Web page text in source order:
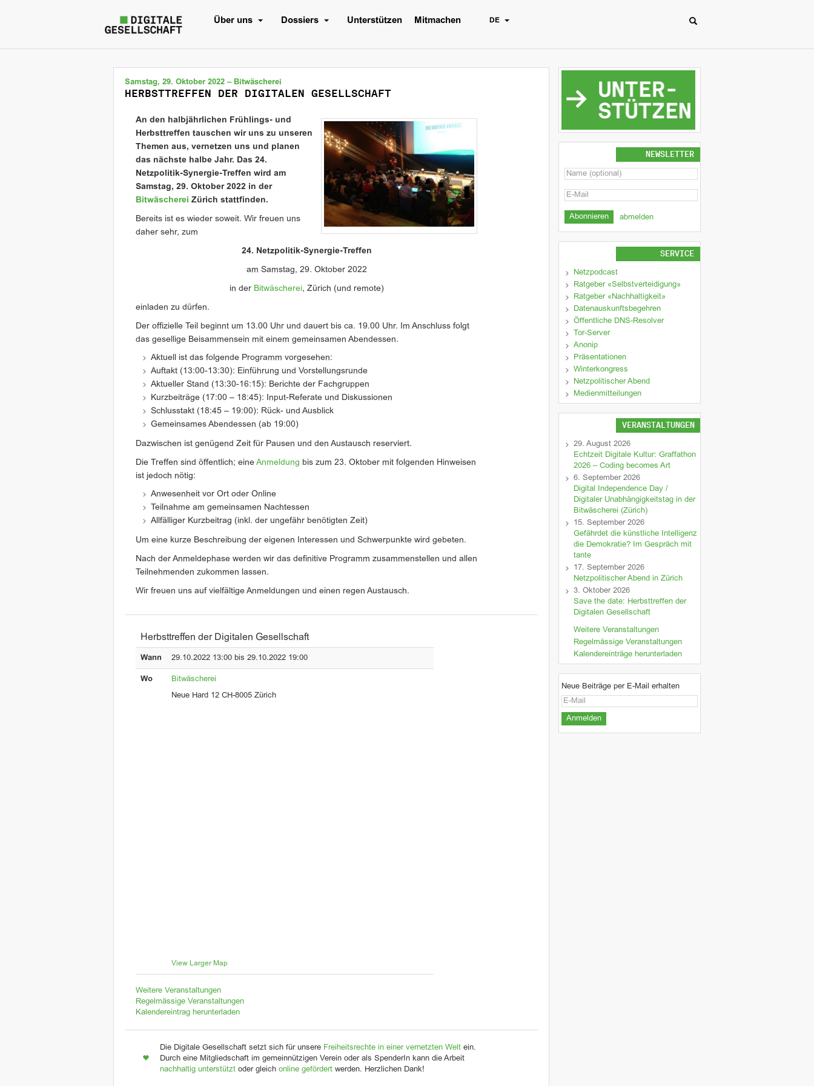
Über uns Dossiers Unterstützen Mitmachen DE
Samstag, 29. Oktober 2022 – Bitwäscherei
HERBSTTREFFEN DER DIGITALEN GESELLSCHAFT
An den halbjährlichen Frühlings- und
Herbsttreffen tauschen wir uns zu unseren
Themen aus, vernetzen uns und planen
das nächste halbe Jahr. Das 24.
Netzpolitik-Synergie-Treffen wird am
Samstag, 29. Oktober 2022 in der
Bitwäscherei Zürich stattfinden.
Bereits ist es wieder soweit. Wir freuen uns
daher sehr, zum
24. Netzpolitik-Synergie-Treffen
am Samstag, 29. Oktober 2022
in der Bitwäscherei, Zürich (und remote)
einladen zu dürfen.
Der offizielle Teil beginnt um 13.00 Uhr und dauert bis ca. 19.00 Uhr. Im Anschluss folgt
das gesellige Beisammensein mit einem gemeinsamen Abendessen.
Aktuell ist das folgende Programm vorgesehen:
Auftakt (13:00-13:30): Einführung und Vorstellungsrunde
Aktueller Stand (13:30-16:15): Berichte der Fachgruppen
Kurzbeiträge (17:00 – 18:45): Input-Referate und Diskussionen
Schlusstakt (18:45 – 19:00): Rück- und Ausblick
Gemeinsames Abendessen (ab 19:00)
Dazwischen ist genügend Zeit für Pausen und den Austausch reserviert.
Die Treffen sind öffentlich; eine Anmeldung bis zum 23. Oktober mit folgenden Hinweisen
ist jedoch nötig:
Anwesenheit vor Ort oder Online
Teilnahme am gemeinsamen Nachtessen
Allfälliger Kurzbeitrag (inkl. der ungefähr benötigten Zeit)
Um eine kurze Beschreibung der eigenen Interessen und Schwerpunkte wird gebeten.
Nach der Anmeldephase werden wir das definitive Programm zusammenstellen und allen
Teilnehmenden zukommen lassen.
Wir freuen uns auf vielfältige Anmeldungen und einen regen Austausch.
Herbsttreffen der Digitalen Gesellschaft
Wann 29.10.2022 13:00 bis 29.10.2022 19:00
Wo Bitwäscherei
Neue Hard 12 CH-8005 Zürich
View Larger Map
Weitere Veranstaltungen
Regelmässige Veranstaltungen
Kalendereintrag herunterladen
Die Digitale Gesellschaft setzt sich für unsere Freiheitsrechte in einer vernetzten Welt ein.
Durch eine Mitgliedschaft im gemeinnützigen Verein oder als SpenderIn kann die Arbeit
nachhaltig unterstützt oder gleich online gefördert werden. Herzlichen Dank!
NEWSLETTER
abmelden
SERVICE
Netzpodcast
Ratgeber «Selbstverteidigung»
Ratgeber «Nachhaltigkeit»
Datenauskunftsbegehren
Öffentliche DNS-Resolver
Tor-Server
Anonip
Präsentationen
Winterkongress
Netzpolitischer Abend
Medienmitteilungen
VERANSTALTUNGEN
29. August 2026
Echtzeit Digitale Kultur: Graffathon
2026 – Coding becomes Art
6. September 2026
Digital Independence Day /
Digitaler Unabhängigkeitstag in der
Bitwäscherei (Zürich)
15. September 2026
Gefährdet die künstliche Intelligenz
die Demokratie? Im Gespräch mit
tante
17. September 2026
Netzpolitischer Abend in Zürich
3. Oktober 2026
Save the date: Herbsttreffen der
Digitalen Gesellschaft
Weitere Veranstaltungen
Regelmässige Veranstaltungen
Kalendereinträge herunterladen
Neue Beiträge per E-Mail erhalten